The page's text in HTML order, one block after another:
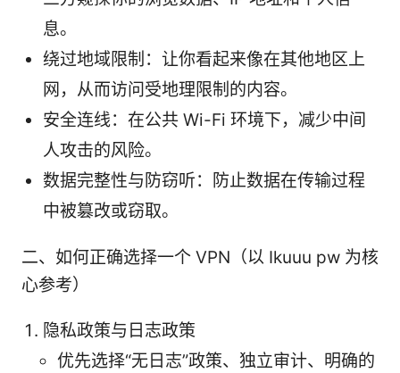
息。
绕过地域限制：让你看起来像在其他地区上
网，从而访问受地理限制的内容。
安全连线：在公共 Wi-Fi 环境下，减少中间
人攻击的风险。
数据完整性与防窃听：防止数据在传输过程
中被篡改或窃取。
二、如何正确选择一个 VPN（以 Ikuuu pw 为核
心参考）
隐私政策与日志政策
优先选择“无日志”政策、独立审计、明确的